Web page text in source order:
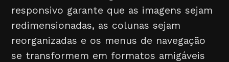
responsivo garante que as imagens sejam
redimensionadas, as colunas sejam
reorganizadas e os menus de navegação
se transformem em formatos amigáveis